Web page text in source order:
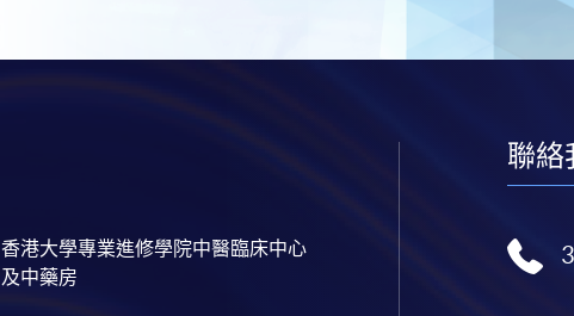
香港大學專業進修學院中醫臨床中心
及中藥房
聯絡